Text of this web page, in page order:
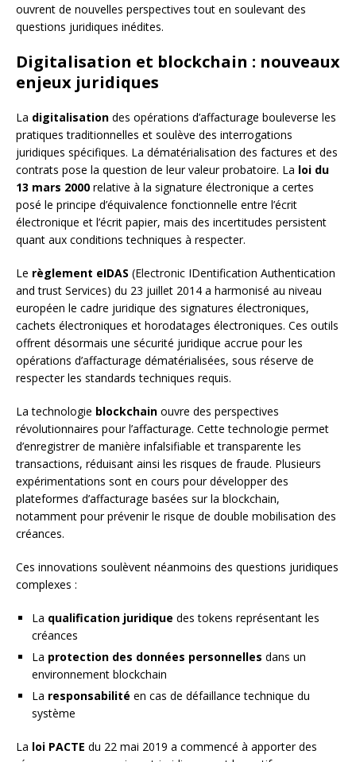
ouvrent de nouvelles perspectives tout en soulevant des
questions juridiques inédites.
Digitalisation et blockchain : nouveaux
enjeux juridiques
La digitalisation des opérations d’affacturage bouleverse les
pratiques traditionnelles et soulève des interrogations
juridiques spécifiques. La dématérialisation des factures et des
contrats pose la question de leur valeur probatoire. La loi du
13 mars 2000 relative à la signature électronique a certes
posé le principe d’équivalence fonctionnelle entre l’écrit
électronique et l’écrit papier, mais des incertitudes persistent
quant aux conditions techniques à respecter.
Le règlement eIDAS (Electronic IDentification Authentication
and trust Services) du 23 juillet 2014 a harmonisé au niveau
européen le cadre juridique des signatures électroniques,
cachets électroniques et horodatages électroniques. Ces outils
offrent désormais une sécurité juridique accrue pour les
opérations d’affacturage dématérialisées, sous réserve de
respecter les standards techniques requis.
La technologie blockchain ouvre des perspectives
révolutionnaires pour l’affacturage. Cette technologie permet
d’enregistrer de manière infalsifiable et transparente les
transactions, réduisant ainsi les risques de fraude. Plusieurs
expérimentations sont en cours pour développer des
plateformes d’affacturage basées sur la blockchain,
notamment pour prévenir le risque de double mobilisation des
créances.
Ces innovations soulèvent néanmoins des questions juridiques
complexes :
La qualification juridique des tokens représentant les
créances
La protection des données personnelles dans un
environnement blockchain
La responsabilité en cas de défaillance technique du
système
La loi PACTE du 22 mai 2019 a commencé à apporter des